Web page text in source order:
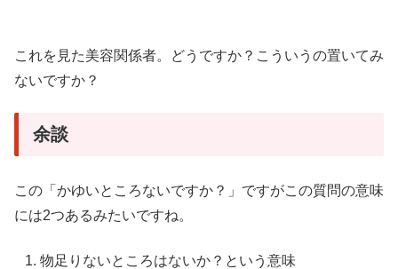
これを見た美容関係者。どうですか？こういうの置いてみ
ないですか？
余談
この「かゆいところないですか？」ですがこの質問の意味
には2つあるみたいですね。
物足りないところはないか？という意味